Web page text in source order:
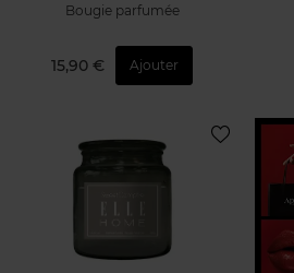
Bougie parfumée
15,90 € Ajouter